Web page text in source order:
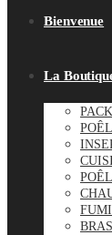
Bienvenue
La